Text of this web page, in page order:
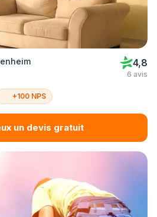
4,8
6 avis
+100 NPS
un devis gratuit